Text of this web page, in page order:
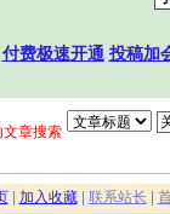
付费极速开通 投稿加
文章搜索
| 加入收藏| 联系站长